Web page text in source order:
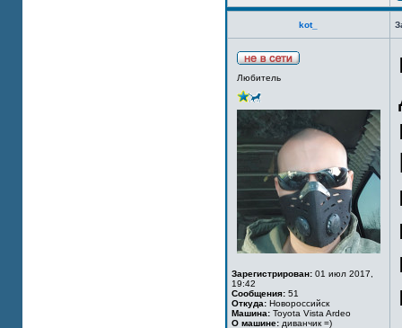
kot_
Любитель
Зарегистрирован: 01 июл 2017,
19:42
Сообщения: 51
Откуда: Новороссийск
Машина: Toyota Vista Ardeo
О машине: диванчик =)